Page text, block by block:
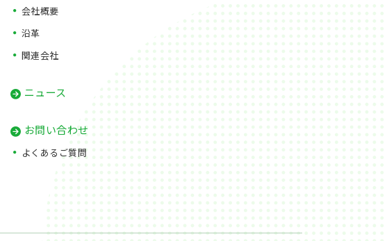
会社概要
沿革
関連会社
ニュース
お問い合わせ
よくあるご質問